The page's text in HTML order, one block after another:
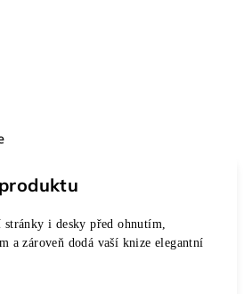
stránky i desky před ohnutím,
a zároveň dodá vaší knize elegantní